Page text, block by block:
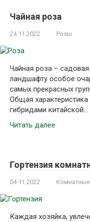
Чайная роза
24.11.2022 Розы
Чайная роза –
ландшафту особое
самых прекрасных
Общая
гибридами китайской…
Читать далее
Гортензия
04.11.2022
Каждая хозяйка,